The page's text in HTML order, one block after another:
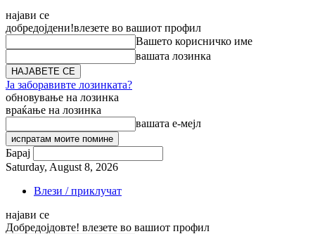
најави се
добредојдени!влезете во вашиот профил
Вашето корисничко име
вашата лозинка
Ја заборавивте лозинката?
обновување на лозинка
враќање на лозинка
вашата е-мејл
Барај
Saturday, August 8, 2026
Влези / приклучат
најави се
Добредојдовте! влезете во вашиот профил